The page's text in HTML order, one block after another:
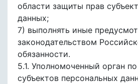
области защиты прав
данных;
7) выполнять иные
законодательством
обязанности.
5.1. Уполномоченный орган
субъектов персональных